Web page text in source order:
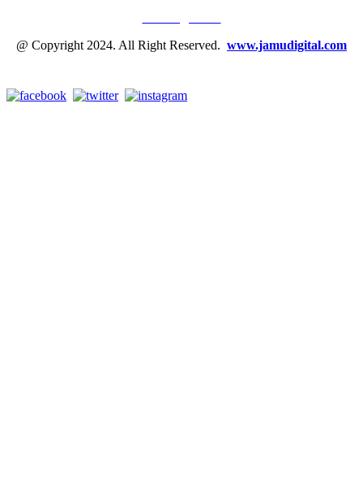
@ Copyright 2024. All Right Reserved. www.jamudigital.com